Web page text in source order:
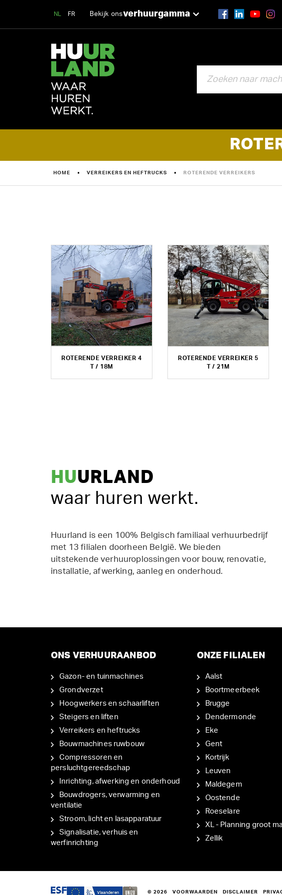
NL FR Bekijk onsverhuurgamma
HOME VERREIKERS EN HEFTRUCKS ROTERENDE VERREIKERS
ROTERENDE VERREIKER 4
T / 18M
ROTERENDE VERREIKER 5
T / 21M
HUURLAND
waar huren werkt.
Huurland is een 100% Belgisch familiaal verhuurbedrijf
met 13 filialen doorheen België. We bieden
uitstekende verhuuroplossingen voor bouw, renovatie,
installatie, afwerking, aanleg en onderhoud.
ONS VERHUURAANBOD
Gazon- en tuinmachines
Grondverzet
Hoogwerkers en schaarliften
Steigers en liften
Verreikers en heftrucks
Bouwmachines ruwbouw
Compressoren en
persluchtgereedschap
Inrichting, afwerking en onderhoud
Bouwdrogers, verwarming en
ventilatie
Stroom, licht en lasapparatuur
Signalisatie, verhuis en
werfinrichting
ONZE FILIALEN
Aalst
Boortmeerbeek
Brugge
Dendermonde
Eke
Gent
Kortrijk
Leuven
Maldegem
Oostende
Roeselare
XL - Planning groot
Zellik
© 2026 VOORWAARDEN DISCLAIMER